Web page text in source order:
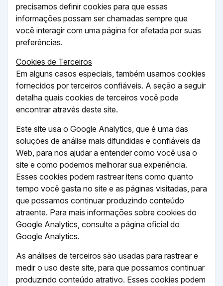
precisamos definir cookies para que essas
informações possam ser chamadas sempre que
você interagir com uma página for afetada por suas
preferências.
Cookies de Terceiros
Em alguns casos especiais, também usamos cookies
fornecidos por terceiros confiáveis. A seção a seguir
detalha quais cookies de terceiros você pode
encontrar através deste site.
Este site usa o Google Analytics, que é uma das
soluções de análise mais difundidas e confiáveis ​​da
Web, para nos ajudar a entender como você usa o
site e como podemos melhorar sua experiência.
Esses cookies podem rastrear itens como quanto
tempo você gasta no site e as páginas visitadas, para
que possamos continuar produzindo conteúdo
atraente. Para mais informações sobre cookies do
Google Analytics, consulte a página oficial do
Google Analytics.
As análises de terceiros são usadas para rastrear e
medir o uso deste site, para que possamos continuar
produzindo conteúdo atrativo. Esses cookies podem